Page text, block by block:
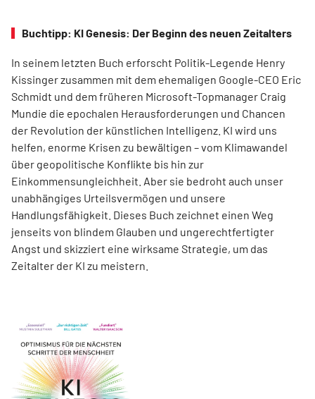
Buchtipp: KI Genesis: Der Beginn des neuen Zeitalters
In seinem letzten Buch erforscht Politik-Legende Henry
Kissinger zusammen mit dem ehemaligen Google-CEO Eric
Schmidt und dem früheren Microsoft-Topmanager Craig
Mundie die epochalen Herausforderungen und Chancen
der Revolution der künstlichen Intelligenz. KI wird uns
helfen, enorme Krisen zu bewältigen – vom Klimawandel
über geo­poli­tische Konflikte bis hin zur
Einkommensungleichheit. Aber sie bedroht auch unser
unabhängiges Urteilsvermögen und unsere
Handlungsfähigkeit. Dieses Buch zeichnet einen Weg
jenseits von blindem Glauben und ungerechtfertigter
Angst und skizziert eine wirksame Strategie, um das
Zeitalter der KI zu meistern.